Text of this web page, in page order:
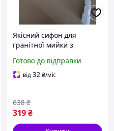
Якісний сифон для
гранітної мийки з
штучного каменю з
відведенням для
Готово до відправки
від32₴/міс
319₴
638 ₴